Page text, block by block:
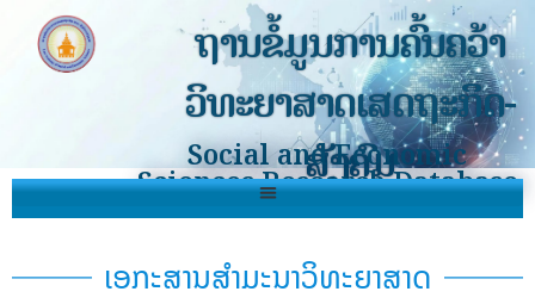
ຖານຂໍ້ມູນການຄົ້ນຄວ້າ
ວິທະຍາສາດເສດຖະກິດ-
ສັງຄົມ
Social and Economic
Sciences Research Database
ເອກະສານສຳມະນາວິທະຍາສາດ